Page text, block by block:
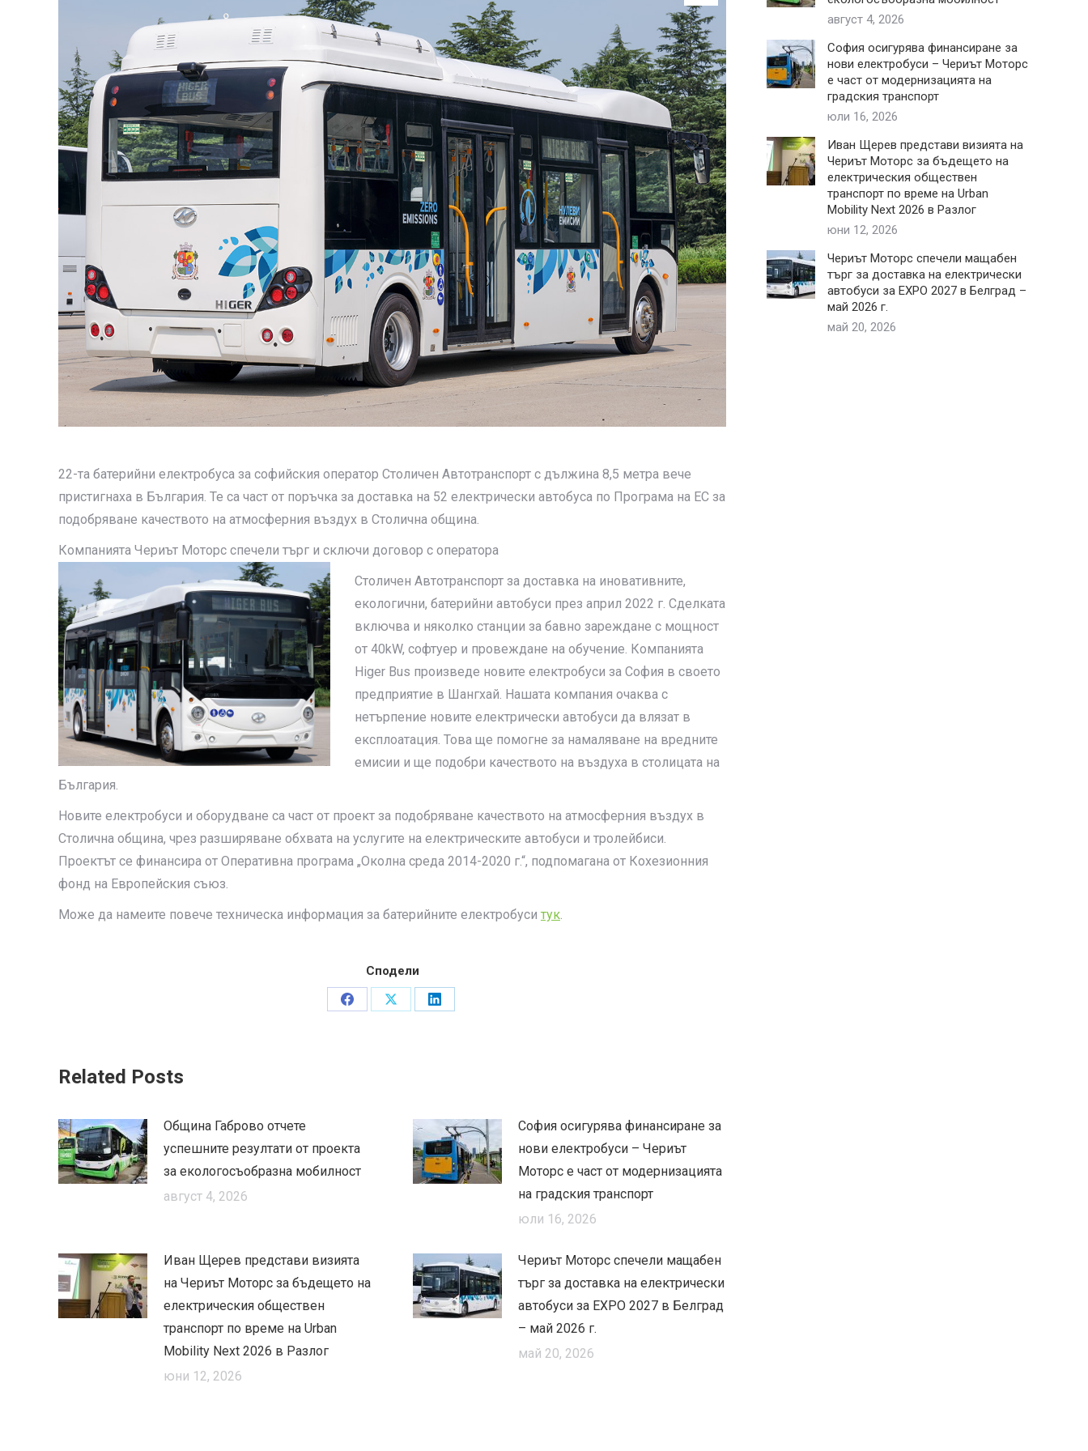
22-та батерийни електробуса за софийския оператор Столичен Автотранспорт с дължина 8,5 метра вече
пристигнаха в България. Те са част от поръчка за доставка на 52 електрически автобуса по Програма на ЕС за
подобряване качеството на атмосферния въздух в Столична община.
Компанията Чериът Моторс спечели търг и сключи договор с операторa
Столичен Автотранспорт за доставка на иновативните,
екологични, батерийни автобуси през април 2022 г. Сделката
включва и няколко станции за бавно зареждане с мощност
от 40kW, софтуер и провеждане на обучение. Компанията
Higer Bus произведе новите електробуси за София в своето
предприятие в Шангхай. Нашата компания очаква с
нетърпение новите електрически автобуси да влязат в
експлоатация. Това ще помогне за намаляване на вредните
емисии и ще подобри качеството на въздуха в столицата на
България.
Новите електробуси и оборудване са част от проект за подобряване качеството на атмосферния въздух в
Столична община, чрез разширяване обхвата на услугите на електрическите автобуси и тролейбиси.
Проектът се финансира от Оперативна програма „Околна среда 2014-2020 г.“, подпомагана от Кохезионния
фонд на Европейския съюз.
Може да намеите повече техническа информация за батерийните електробуси тук
Сподели
Share
Share
Share
Related Posts
Община Габрово отчете
успешните резултати от проекта
за екологосъобразна мобилност
август 4, 2026
София осигурява финансиране за
нови електробуси – Чериът
Моторс е част от модернизацията
на градския транспорт
юли 16, 2026
Иван Щерев представи визията
на Чериът Моторс за бъдещето на
електрическия обществен
транспорт по време на Urban
Mobility Next 2026 в Разлог
юни 12, 2026
Чериът Моторс спечели мащабен
търг за доставка на електрически
автобуси за EXPO 2027 в Белград
– май 2026 г.
май 20, 2026
август 4, 2026
София осигурява финансиране за
нови електробуси – Чериът Моторс
е част от модернизацията на
градския транспорт
юли 16, 2026
Иван Щерев представи визията на
Чериът Моторс за бъдещето на
електрическия обществен
транспорт по време на Urban
Mobility Next 2026 в Разлог
юни 12, 2026
Чериът Моторс спечели мащабен
търг за доставка на електрически
автобуси за EXPO 2027 в Белград –
май 2026 г.
май 20, 2026